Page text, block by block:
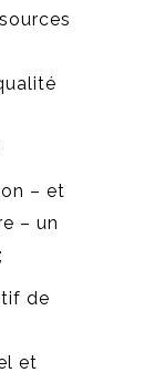
– et
– un
de
et